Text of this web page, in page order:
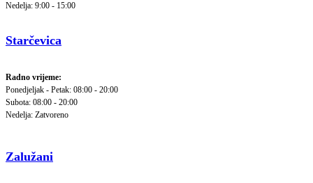
Nedelja: 9:00 - 15:00
Starčevica
Radno vrijeme:
Ponedjeljak - Petak: 08:00 - 20:00
Subota: 08:00 - 20:00
Nedelja: Zatvoreno
Zalužani